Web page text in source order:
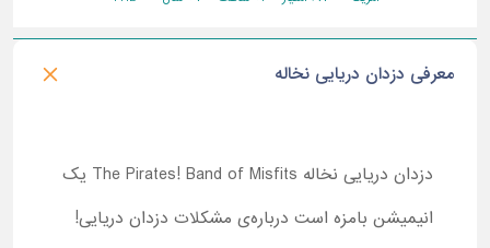
معرفی دزدان دریایی نخاله
دزدان دریایی نخاله The Pirates! Band of Misfits یک
انیمیشن بامزه است درباره‌ی مشکلات دزدان دریایی!